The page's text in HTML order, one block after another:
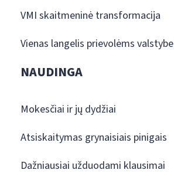
VMI skaitmeninė transformacija
Vienas langelis prievolėms
NAUDINGA
Mokesčiai ir jų dydžiai
Atsiskaitymas grynaisiais pinigais
Dažniausiai užduodami klausimai